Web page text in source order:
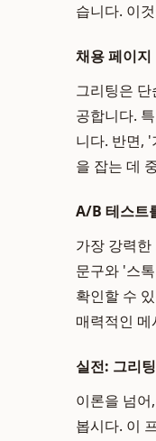
습니다. 이
채용 페이지
그리팅은
공합니다.
니다. 반면,
을 잡는 데
A/B 테스트
가장 강력
문구와 '스
확인할 수
매력적인
실전: 그리
이론을 넘어
봅시다. 이